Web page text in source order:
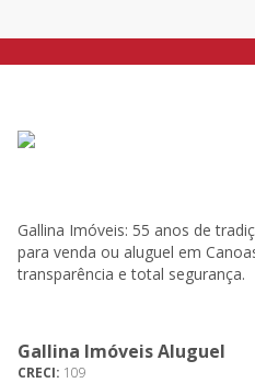
Gallina Imóveis: 55 anos de
para venda ou aluguel em
transparência e total segurança.
Gallina Imóveis Aluguel
CRECI: 109